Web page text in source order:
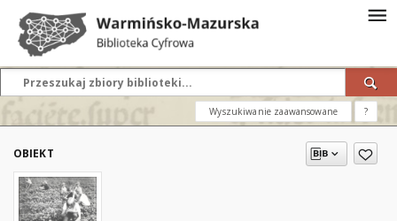
Wyszukiwanie zaawansowane ?
OBIEKT